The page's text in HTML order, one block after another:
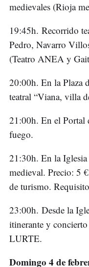
medievales (Rioja
19:45h. Recorrido
Pedro, Navarro
(Teatro ANEA y
20:00h. En la Plaza
teatral “Viana, villa
21:00h. En el Portal
fuego.
21:30h. En la
medieval. Precio: 5
de turismo.
23:00h. Desde la
itinerante y
LURTE.
Domingo 4 de